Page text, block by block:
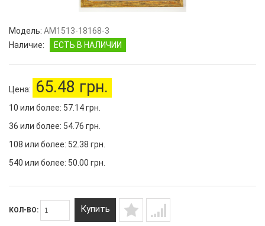
Модель: AM1513-18168-3
Наличие:
ЕСТЬ В НАЛИЧИИ
Цена: 65.48 грн.
10 или более: 57.14 грн.
36 или более: 54.76 грн.
108 или более: 52.38 грн.
540 или более: 50.00 грн.
КОЛ-ВО: Купить